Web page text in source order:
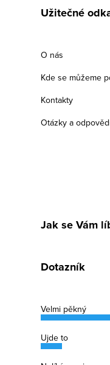
Užitečné
O nás
Kde se můžeme
Kontakty
Otázky a
Jak se Vám
Dotazník
Velmi pěkný
Ujde to